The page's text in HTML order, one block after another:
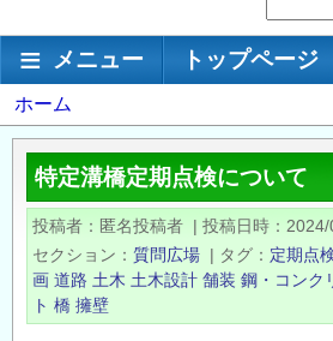
ン
移
索
メインナビゲーション
メニュー トップページ
パ
ン
く
ず
ホーム
特定溝橋定期点検について
投稿者 匿名投稿者 | 投稿日時
セクション
質問広場 | タグ 定期点
画 道路 土木 土木設計 舗装 鋼・コンク
ト 橋 擁壁